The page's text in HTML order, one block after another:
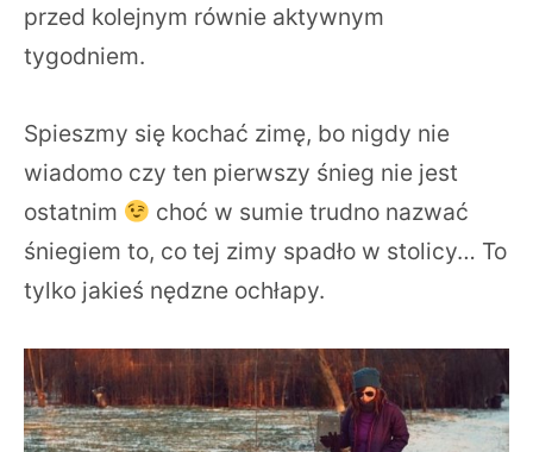
przed kolejnym równie aktywnym
tygodniem.
Spieszmy się kochać zimę, bo nigdy nie
wiadomo czy ten pierwszy śnieg nie jest
ostatnim
choć w sumie trudno nazwać
śniegiem to, co tej zimy spadło w stolicy… To
tylko jakieś nędzne ochłapy.